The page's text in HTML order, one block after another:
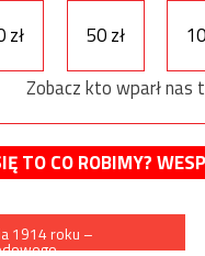
zł 50 zł
Zobacz kto wparł nas
TO CO ROBIMY?
1914 roku –